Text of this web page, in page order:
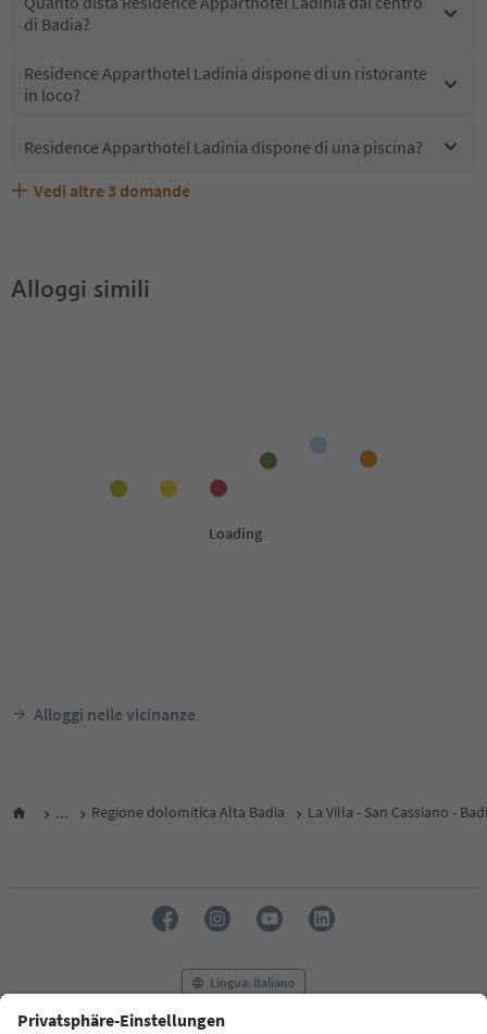
di Badia?
Residence Apparthotel Ladinia dispone di un ristorante
in loco?
Residence Apparthotel Ladinia dispone di una piscina?
Residence Apparthotel Ladinia accetta animali
Quali servizi/attività sono disponibili presso Residence
Gli ospiti di Residence Apparthotel Ladinia ricevono
Vedi altre 3 domande
Alloggi simili
Alloggi nelle vicinanze
... Regione dolomitica Alta Badia La Villa - San Cassiano -
Lingua: Italiano